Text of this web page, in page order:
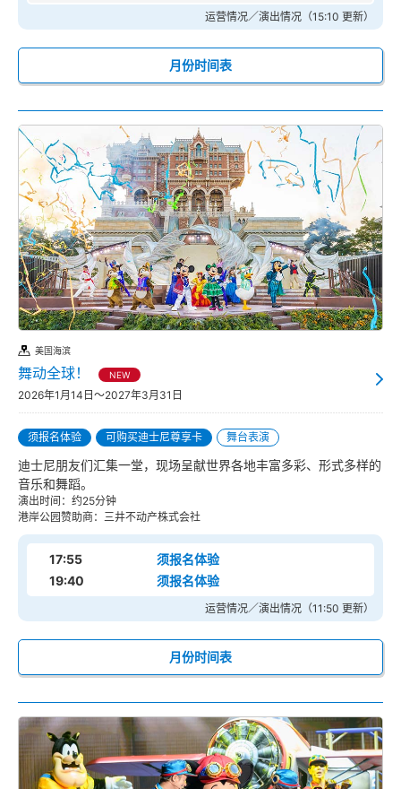
运营情况／演出情况（15:10 更新）
月份时间表
美国海滨
舞动全球！ NEW
2026年1月14日～2027年3月31日
须报名体验 可购买迪士尼尊享卡 舞台表演
迪士尼朋友们汇集一堂，现场呈献世界各地丰富多彩、形式多样的
音乐和舞蹈。
演出时间：约25分钟
港岸公园赞助商：三井不动产株式会社
17:55
须报名体验
19:40
须报名体验
运营情况／演出情况（11:50 更新）
月份时间表